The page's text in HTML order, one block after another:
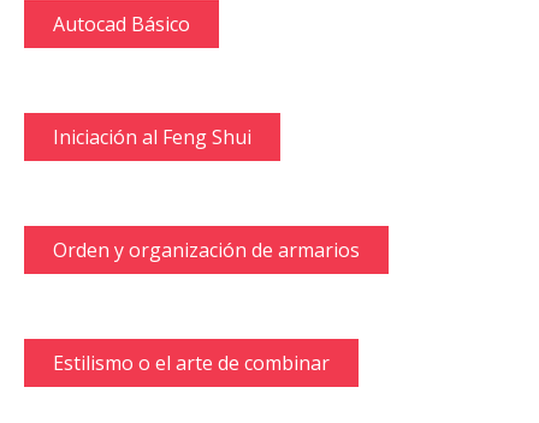
Autocad Básico
Iniciación al Feng Shui
Orden y organización de armarios
Estilismo o el arte de combinar